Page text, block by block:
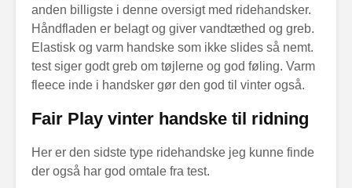
anden billigste i denne oversigt med ridehandsker.
Håndfladen er belagt og giver vandtæthed og greb.
Elastisk og varm handske som ikke slides så nemt.
test siger godt greb om tøjlerne og god føling. Varm
fleece inde i handsker gør den god til vinter også.
Fair Play vinter handske til ridning
Her er den sidste type ridehandske jeg kunne finde
der også har god omtale fra test.